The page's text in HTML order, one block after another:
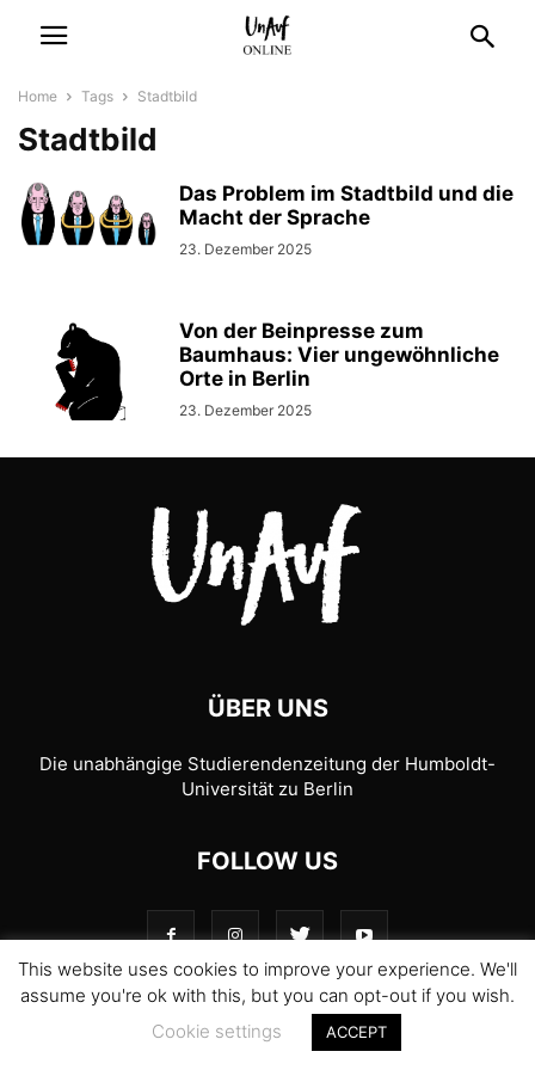
Home Tags Stadtbild
Stadtbild
Das Problem im Stadtbild und die
Macht der Sprache
23. Dezember 2025
Von der Beinpresse zum
Baumhaus: Vier ungewöhnliche
Orte in Berlin
23. Dezember 2025
ÜBER UNS
Die unabhängige Studierendenzeitung der Humboldt-
Universität zu Berlin
FOLLOW US
© 1989-2026 UnAufgefordert
This website uses cookies to improve your experience. We'll
assume you're ok with this, but you can opt-out if you wish.
Cookie settings
ACCEPT